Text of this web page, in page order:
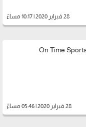
28 فبراير 2020 | 10:17 مساءً
28 فبراير 2020 | 05:46 مساءً